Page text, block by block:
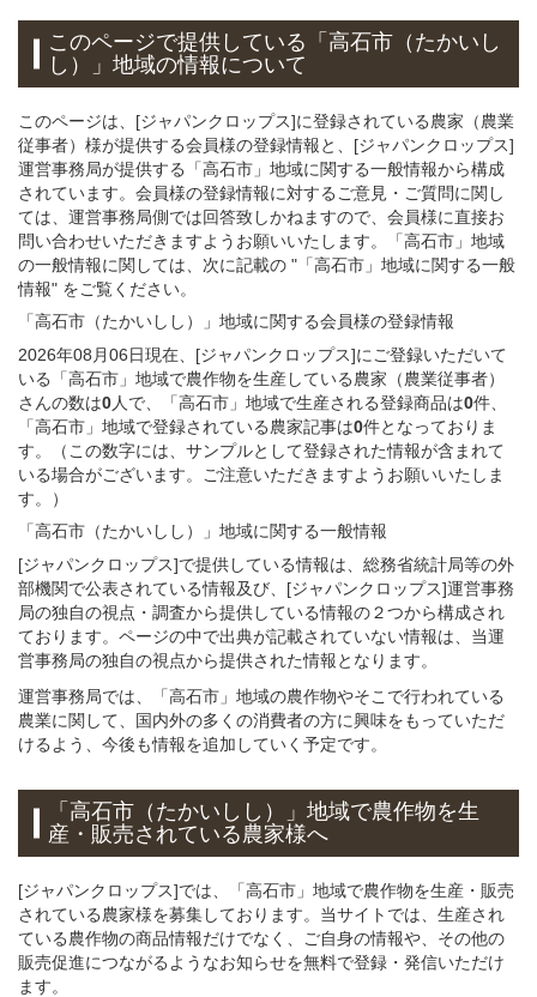
このページで提供している 「高石市（たかいし
し）」地域の情報について
このページは、[ジャパンクロップス]に登録されている農家（農業
従事者）様が提供する会員様の登録情報と、[ジャパンクロップス]
運営事務局が提供する「高石市」地域に関する一般情報から構成
されています。会員様の登録情報に対するご意見・ご質問に関し
ては、運営事務局側では回答致しかねますので、会員様に直接お
問い合わせいただきますようお願いいたします。「高石市」地域
の一般情報に関しては、次に記載の "「高石市」地域に関する一般
情報" をご覧ください。
「高石市（たかいしし）」 地域に関する会員様の登録情報
2026年08月06日現在、[ジャパンクロップス]にご登録いただいて
いる「高石市」地域で農作物を生産している農家（農業従事者）
さんの数は0人で、「高石市」地域で生産される登録商品は0件、
「高石市」地域で登録されている農家記事は0件となっておりま
す。（この数字には、サンプルとして登録された情報が含まれて
いる場合がございます。ご注意いただきますようお願いいたしま
す。）
「高石市（たかいしし）」 地域に関する一般情報
[ジャパンクロップス]で提供している情報は、総務省統計局等の外
部機関で公表されている情報及び、[ジャパンクロップス]運営事務
局の独自の視点・調査から提供している情報の２つから構成され
ております。ページの中で出典が記載されていない情報は、当運
営事務局の独自の視点から提供された情報となります。
運営事務局では、「高石市」地域の農作物やそこで行われている
農業に関して、国内外の多くの消費者の方に興味をもっていただ
けるよう、今後も情報を追加していく予定です。
「高石市（たかいしし）」地域で農作物を生
産・販売されている 農家様へ
[ジャパンクロップス]では、「高石市」地域で農作物を生産・販売
されている農家様を募集しております。当サイトでは、生産され
ている農作物の商品情報だけでなく、ご自身の情報や、その他の
販売促進につながるようなお知らせを無料で登録・発信いただけ
ます。